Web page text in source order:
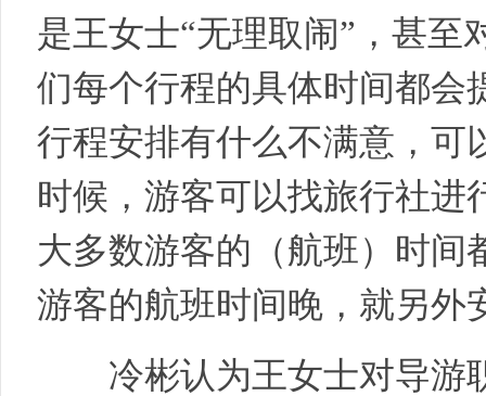
是王女士“无理取闹”，甚至
们每个行程的具体时间都会
行程安排有什么不满意，可
时候，游客可以找旅行社进
大多数游客的（航班）时间
游客的航班时间晚，就另外
冷彬认为王女士对导游